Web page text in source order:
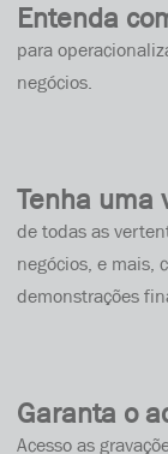
Entenda
para
negócios.
Tenha uma
de todas as
negócios, e mais,
demonstrações
Garanta o
Acesso as